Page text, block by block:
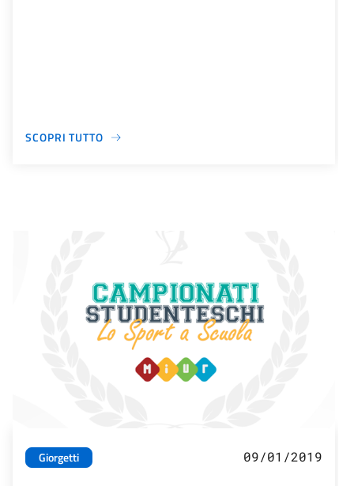
SCOPRI TUTTO
Giorgetti 09/01/2019